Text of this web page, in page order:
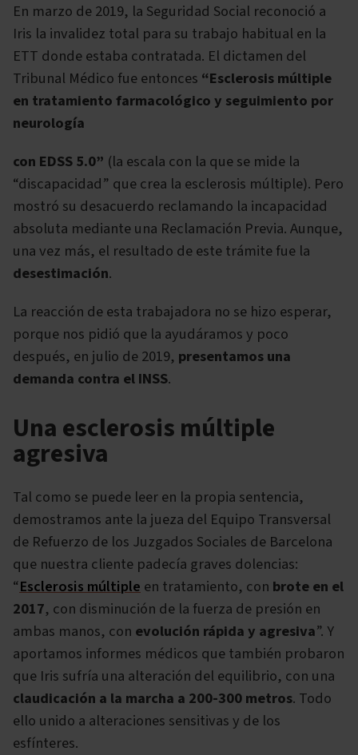
En marzo de 2019, la Seguridad Social reconoció a
Iris la invalidez total para su trabajo habitual en la
ETT donde estaba contratada. El dictamen del
Tribunal Médico fue entonces “Esclerosis múltiple
en tratamiento farmacológico y seguimiento por
neurología
con EDSS 5.0” (la escala con la que se mide la
“discapacidad” que crea la esclerosis múltiple). Pero
mostró su desacuerdo reclamando la incapacidad
absoluta mediante una Reclamación Previa. Aunque,
una vez más, el resultado de este trámite fue la
desestimación.
La reacción de esta trabajadora no se hizo esperar,
porque nos pidió que la ayudáramos y poco
después, en julio de 2019, presentamos una
demanda contra el INSS.
Una esclerosis múltiple
agresiva
Tal como se puede leer en la propia sentencia,
demostramos ante la jueza del Equipo Transversal
de Refuerzo de los Juzgados Sociales de Barcelona
que nuestra cliente padecía graves dolencias:
“Esclerosis múltiple en tratamiento, con brote en el
2017, con disminución de la fuerza de presión en
ambas manos, con evolución rápida y agresiva”. Y
aportamos informes médicos que también probaron
que Iris sufría una alteración del equilibrio, con una
claudicación a la marcha a 200-300 metros. Todo
ello unido a alteraciones sensitivas y de los
esfínteres.